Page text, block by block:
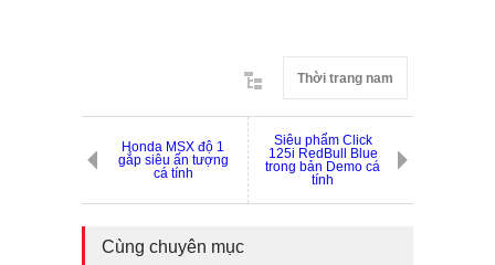
Thời trang nam
Honda MSX độ 1
gắp siêu ấn tượng
cá tính
Siêu phẩm Click
125i RedBull Blue
trong bản Demo cá
tính
Cùng chuyên mục